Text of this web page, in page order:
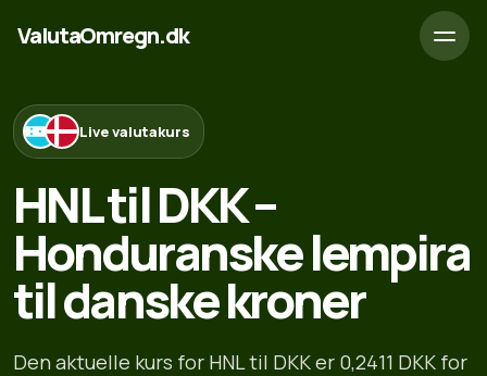
ValutaOmregn.dk
Live valutakurs
HNL til DKK –
Honduranske lempira
til danske kroner
Den aktuelle kurs for HNL til DKK er 0,2411 DKK for